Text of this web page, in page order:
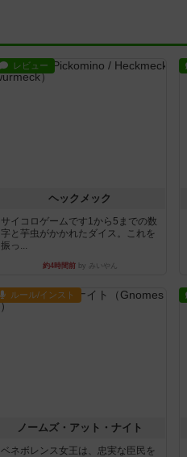
レビュー
ヘックメック
サイコロゲームです1から5までの数
字と芋虫がかかれたダイス。これを
振っ...
約4時間前by みいやん
ルール/インスト
ノームズ・アット・ナイト
ベネボレンス女王は、忠実な臣民を